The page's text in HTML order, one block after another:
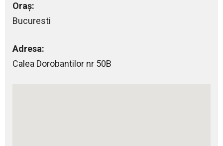
Oraș:
Bucuresti
Adresa:
Calea Dorobantilor nr 50B